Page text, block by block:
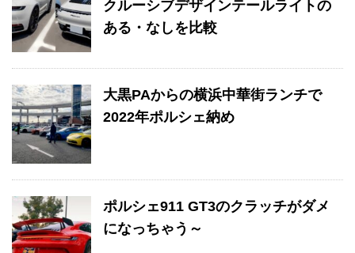
クルーシブデザインテールライトの
ある・なしを比較
大黒PAからの横浜中華街ランチで
2022年ポルシェ納め
ポルシェ911 GT3のクラッチがダメ
になっちゃう～